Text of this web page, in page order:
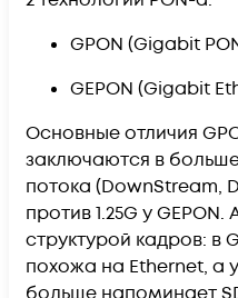
GPON (Gigabit
GEPON (Gigabit
Основные отличия
заключаются в
потока (DownStream,
против 1.25G у
структурой кадров: в
похожа на Ethernet, а